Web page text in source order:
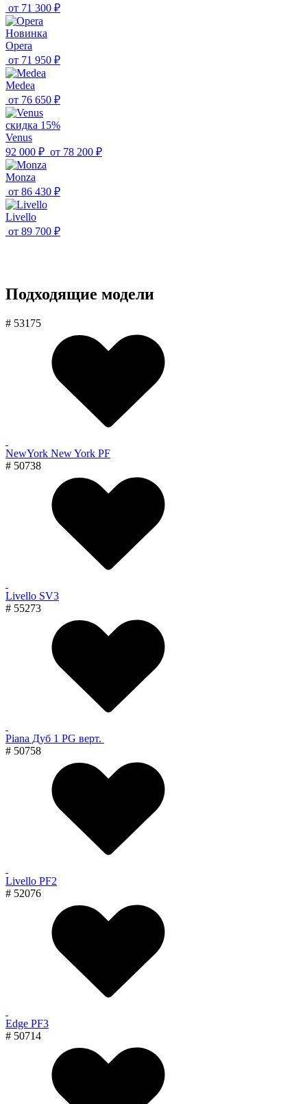
от 71 300 ₽
Новинка
Opera
от 71 950 ₽
Medea
от 76 650 ₽
скидка 15%
Venus
92 000 ₽ от 78 200 ₽
Monza
от 86 430 ₽
Livello
от 89 700 ₽
Подходящие модели
# 53175
NewYork New York PF
# 50738
Livello SV3
# 55273
Piana Дуб 1 PG верт.
# 50758
Livello PF2
# 52076
Edge PF3
# 50714